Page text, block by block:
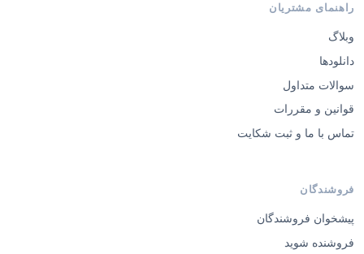
راهنمای مشتریان
وبلاگ
دانلودها
سوالات متداول
قوانین و مقررات
تماس با ما و ثبت شکایت
فروشندگان
پیشخوان فروشندگان
فروشنده شوید